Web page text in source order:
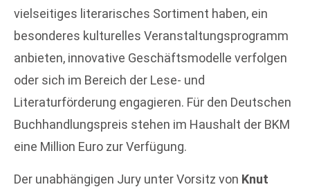
vielseitiges literarisches Sortiment haben, ein
besonderes kulturelles Veranstaltungsprogramm
anbieten, innovative Geschäftsmodelle verfolgen
oder sich im Bereich der Lese- und
Literaturförderung engagieren. Für den Deutschen
Buchhandlungspreis stehen im Haushalt der BKM
eine Million Euro zur Verfügung.
Der unabhängigen Jury unter Vorsitz von Knut